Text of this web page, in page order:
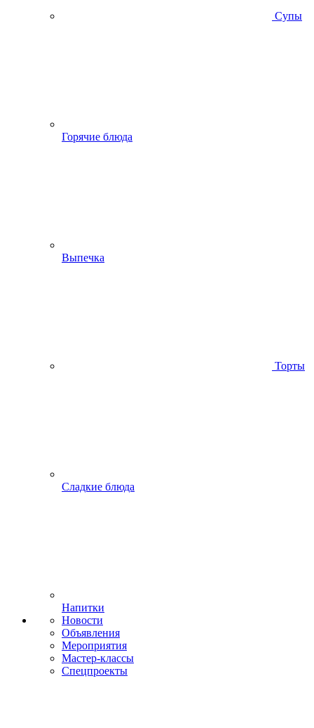
Супы
Горячие блюда
Выпечка
Торты
Сладкие блюда
Напитки
Новости
Объявления
Мероприятия
Мастер-классы
Спецпроекты